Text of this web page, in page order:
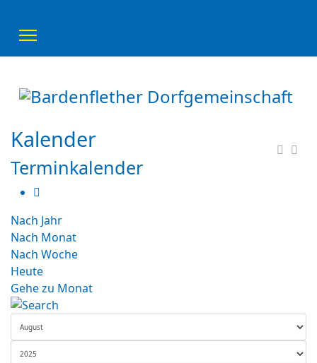
Kalender
Terminkalender
Nach Jahr
Nach Monat
Nach Woche
Heute
Gehe zu Monat